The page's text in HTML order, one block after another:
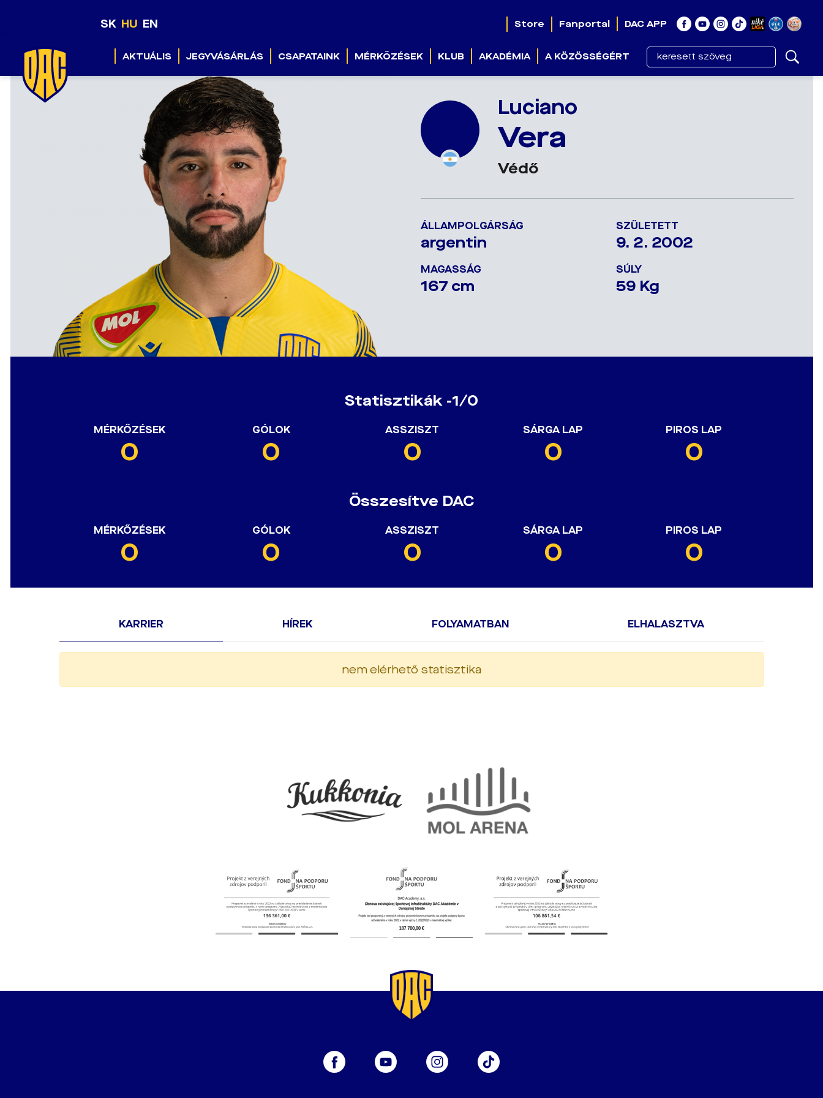
SK HU EN Store Fanportal DAC APP
AKTUÁLIS JEGYVÁSÁRLÁS CSAPATAINK MÉRKŐZÉSEK KLUB AKADÉMIA A KÖZÖSSÉGÉRT
Luciano
Vera
Védő
ÁLLAMPOLGÁRSÁG
argentin
SZÜLETETT
9. 2. 2002
MAGASSÁG
167 cm
SÚLY
59 Kg
Statisztikák -1/0
MÉRKŐZÉSEK
0
GÓLOK
0
ASSZISZT
0
SÁRGA LAP
0
PIROS LAP
0
Összesítve DAC
MÉRKŐZÉSEK
0
GÓLOK
0
ASSZISZT
0
SÁRGA LAP
0
PIROS LAP
0
KARRIER HÍREK FOLYAMATBAN ELHALASZTVA
nem elérhető statisztika